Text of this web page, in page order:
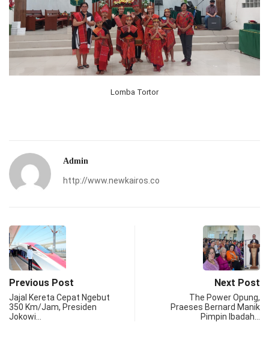
Lomba Tortor
Admin
http://www.newkairos.co
Previous Post
Jajal Kereta Cepat Ngebut
350 Km/Jam, Presiden
Jokowi…
Next Post
The Power Opung,
Praeses Bernard Manik
Pimpin Ibadah…